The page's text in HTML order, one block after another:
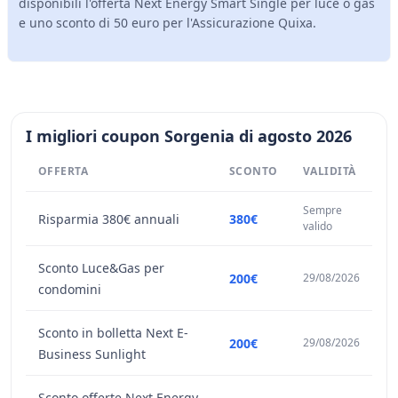
e uno sconto di 50 euro per l'Assicurazione Quixa.
I migliori coupon Sorgenia di agosto 2026
OFFERTA SCONTO VALIDITÀ
Risparmia 380€ annuali 380€
Sempre
valido
Sconto Luce&Gas per
condomini
200€ 29/08/2026
Sconto in bolletta Next E-
Business Sunlight
200€ 29/08/2026